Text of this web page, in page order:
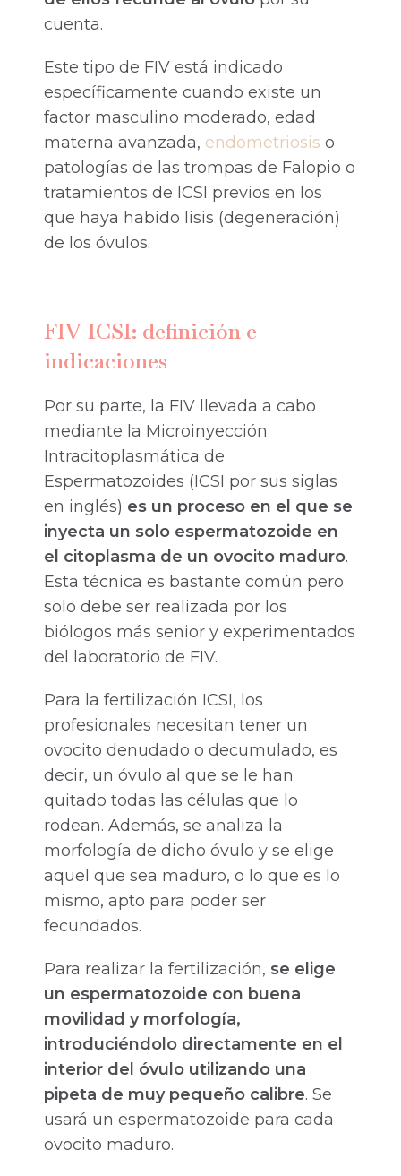
cuenta.
Este tipo de FIV está indicado
específicamente cuando existe un
factor masculino moderado, edad
materna avanzada, endometriosis o
patologías de las trompas de Falopio o
tratamientos de ICSI previos en los
que haya habido lisis (degeneración)
de los óvulos.
FIV-ICSI: definición e
indicaciones
Por su parte, la FIV llevada a cabo
mediante la Microinyección
Intracitoplasmática de
Espermatozoides (ICSI por sus siglas
en inglés) es un proceso en el que se
inyecta un solo espermatozoide en
el citoplasma de un ovocito maduro.
Esta técnica es bastante común pero
solo debe ser realizada por los
biólogos más senior y experimentados
del laboratorio de FIV.
Para la fertilización ICSI, los
profesionales necesitan tener un
ovocito denudado o decumulado, es
decir, un óvulo al que se le han
quitado todas las células que lo
rodean. Además, se analiza la
morfología de dicho óvulo y se elige
aquel que sea maduro, o lo que es lo
mismo, apto para poder ser
fecundados.
Para realizar la fertilización, se elige
un espermatozoide con buena
movilidad y morfología,
introduciéndolo directamente en el
interior del óvulo utilizando una
pipeta de muy pequeño calibre. Se
usará un espermatozoide para cada
ovocito maduro.